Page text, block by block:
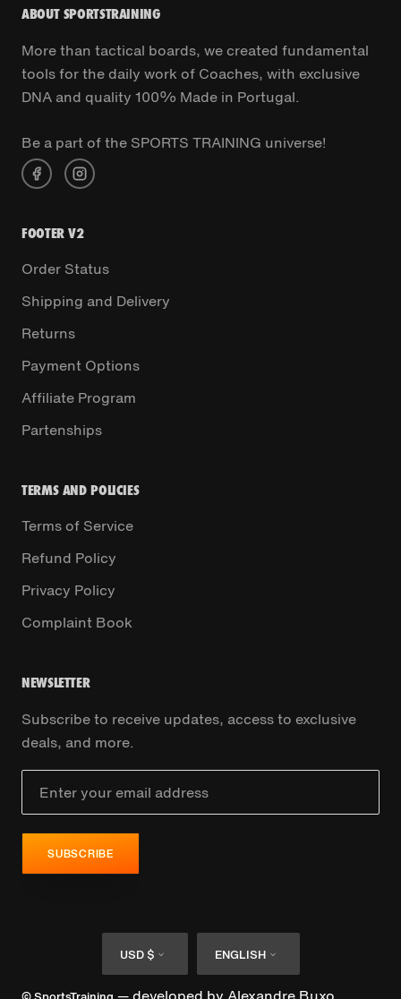
ABOUT SPORTSTRAINING
More than tactical boards, we created fundamental
tools for the daily work of Coaches, with exclusive
DNA and quality 100% Made in Portugal.
Be a part of the SPORTS TRAINING universe!
FOOTER V2
Order Status
Shipping and Delivery
Returns
Payment Options
Affiliate Program
Partenships
TERMS AND POLICIES
Terms of Service
Refund Policy
Privacy Policy
Complaint Book
NEWSLETTER
Subscribe to receive updates, access to exclusive
deals, and more.
SUBSCRIBE
Currency
USD $ Language
ENGLISH